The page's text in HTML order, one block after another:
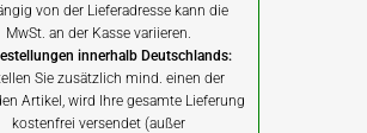
von der Lieferadresse kann die
MwSt. an der Kasse variieren.
innerhalb Deutschlands:
Sie zusätzlich mind. einen der
Artikel, wird Ihre gesamte Lieferung
kostenfrei versendet (außer